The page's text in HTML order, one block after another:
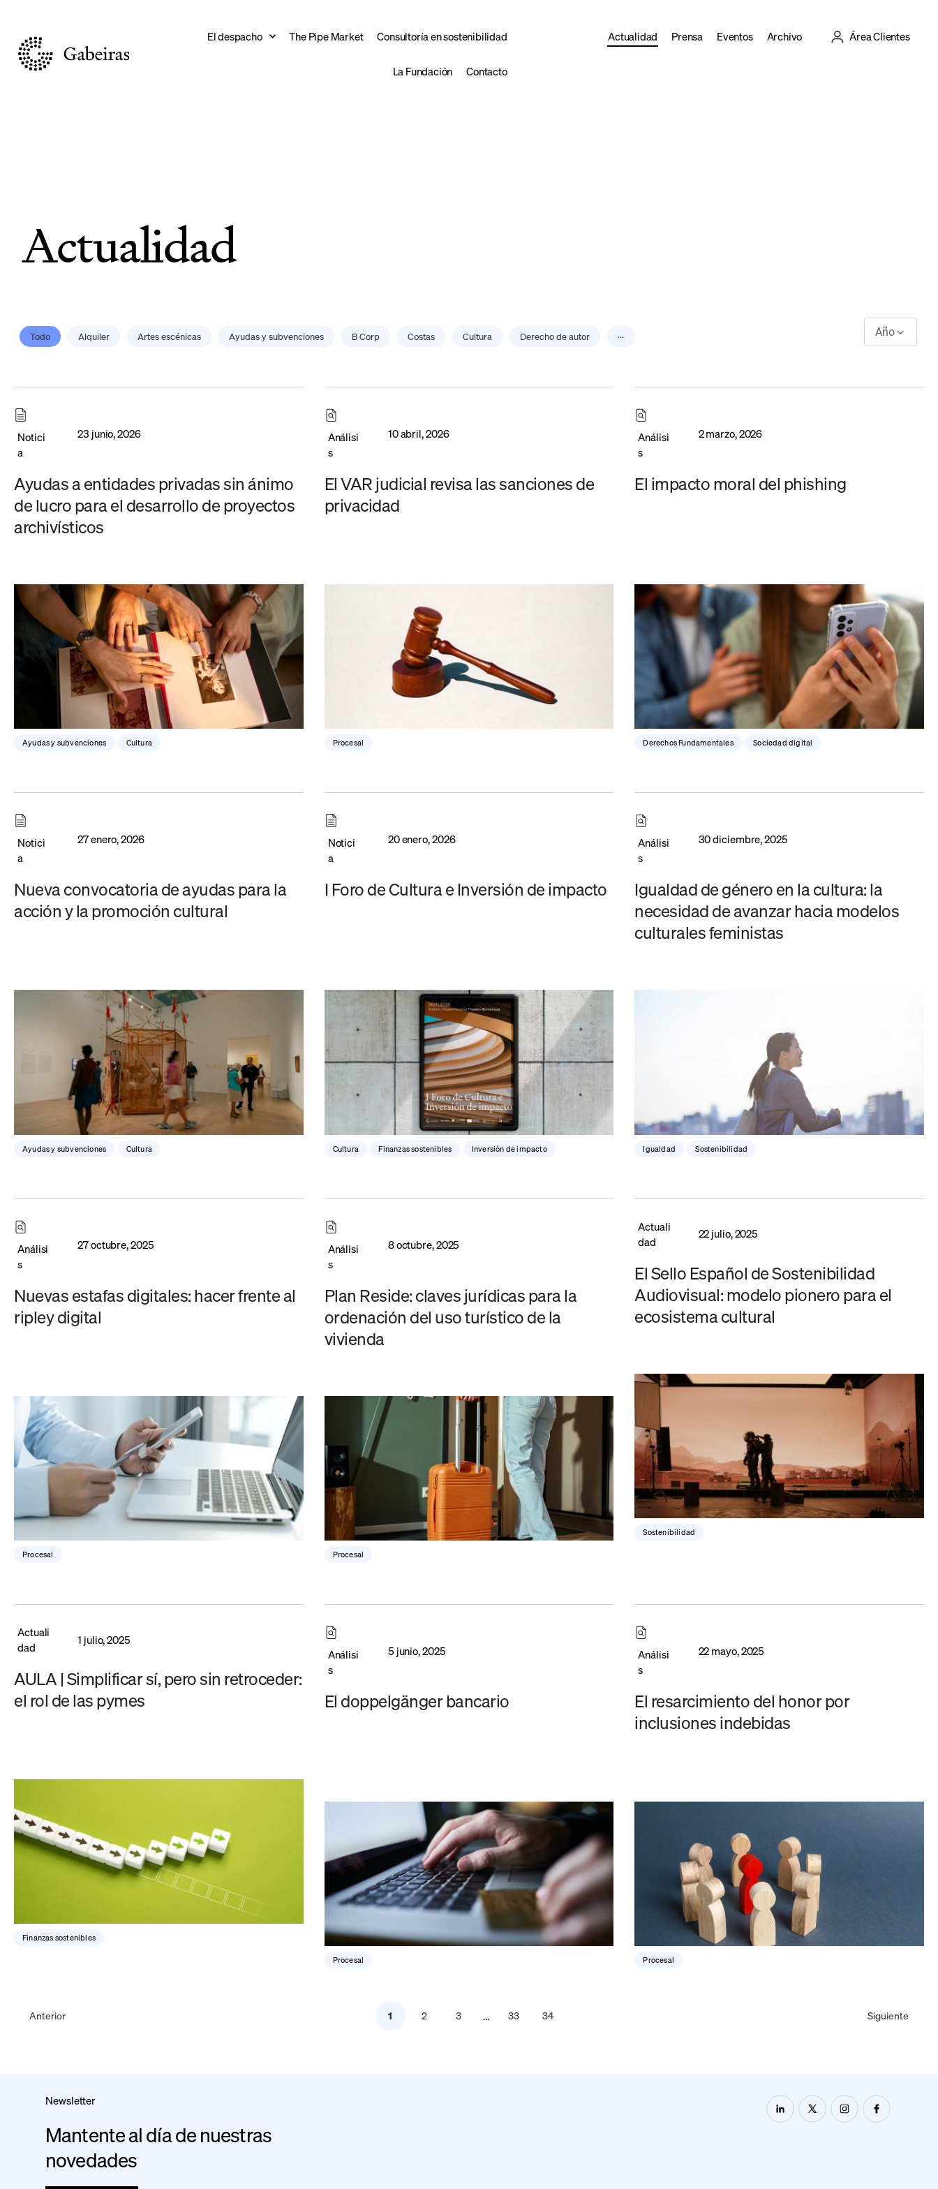
El despacho The Pipe Market Consultoría en sostenibilidad
La Fundación Contacto
Actualidad Prensa Eventos Archivo Área Clientes
Actualidad
Todo Alquiler Artes escénicas Ayudas y subvenciones B Corp Costas Cultura Derecho de autor ··· Año
Notici
a
23 junio, 2026
Ayudas a entidades privadas sin ánimo
de lucro para el desarrollo de proyectos
archivísticos
Ayudas y subvenciones Cultura
Análisi
s
10 abril, 2026
El VAR judicial revisa las sanciones de
privacidad
Procesal
Análisi
s
2 marzo, 2026
El impacto moral del phishing
Derechos Fundamentales Sociedad digital
Notici
a
27 enero, 2026
Nueva convocatoria de ayudas para la
acción y la promoción cultural
Ayudas y subvenciones Cultura
Notici
a
20 enero, 2026
I Foro de Cultura e Inversión de impacto
Cultura Finanzas sostenibles Inversión de impacto
Análisi
s
30 diciembre, 2025
Igualdad de género en la cultura: la
necesidad de avanzar hacia modelos
culturales feministas
Igualdad Sostenibilidad
Análisi
s
27 octubre, 2025
Nuevas estafas digitales: hacer frente al
ripley digital
Procesal
Análisi
s
8 octubre, 2025
Plan Reside: claves jurídicas para la
ordenación del uso turístico de la
vivienda
Procesal
Actuali
dad
22 julio, 2025
El Sello Español de Sostenibilidad
Audiovisual: modelo pionero para el
ecosistema cultural
Sostenibilidad
Actuali
dad
1 julio, 2025
AULA | Simplificar sí, pero sin retroceder:
el rol de las pymes
Finanzas sostenibles
Análisi
s
5 junio, 2025
El doppelgänger bancario
Procesal
Análisi
s
22 mayo, 2025
El resarcimiento del honor por
inclusiones indebidas
Procesal
Anterior 1 2 3 … 33 34 Siguiente
Newsletter
Mantente al día de nuestras
novedades